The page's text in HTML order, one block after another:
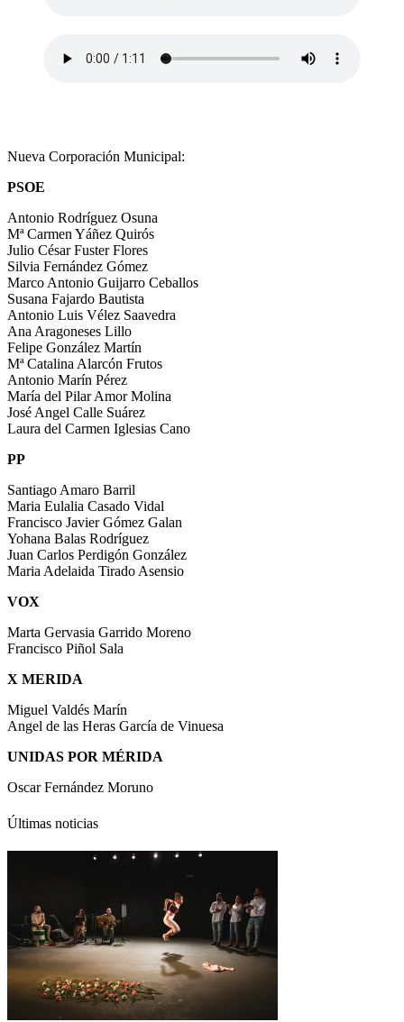
Nueva Corporación Municipal:
PSOE
Antonio Rodríguez Osuna
Mª Carmen Yáñez Quirós
Julio César Fuster Flores
Silvia Fernández Gómez
Marco Antonio Guijarro Ceballos
Susana Fajardo Bautista
Antonio Luis Vélez Saavedra
Ana Aragoneses Lillo
Felipe González Martín
Mª Catalina Alarcón Frutos
Antonio Marín Pérez
María del Pilar Amor Molina
José Angel Calle Suárez
Laura del Carmen Iglesias Cano
PP
Santiago Amaro Barril
Maria Eulalia Casado Vidal
Francisco Javier Gómez Galan
Yohana Balas Rodríguez
Juan Carlos Perdigón González
Maria Adelaida Tirado Asensio
VOX
Marta Gervasia Garrido Moreno
Francisco Piñol Sala
X MERIDA
Miguel Valdés Marín
Angel de las Heras García de Vinuesa
UNIDAS POR MÉRIDA
Oscar Fernández Moruno
Últimas noticias